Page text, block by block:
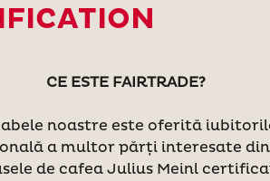
CE ESTE FAIRTRADE?
noastre este oferită
a multor părți interesate
de cafea Julius Meinl